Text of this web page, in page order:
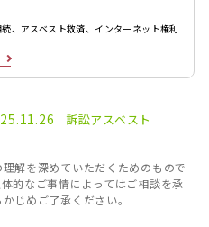
、アスベスト救済、インターネット権利
訴訟アスベスト
解を深めていただくためのもので
的なご事情によってはご相談を承
じめご了承ください。